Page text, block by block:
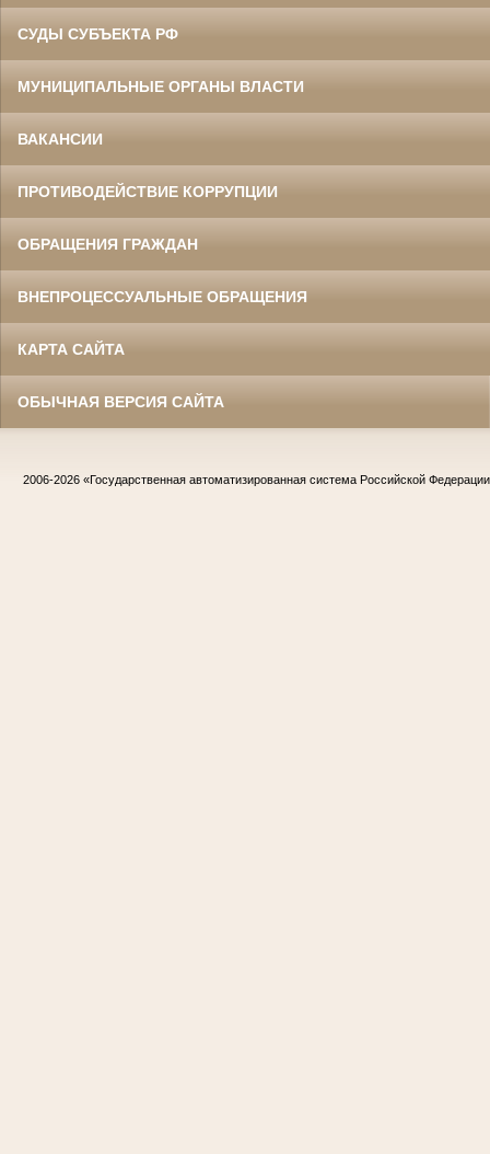
СУДЫ СУБЪЕКТА РФ
МУНИЦИПАЛЬНЫЕ ОРГАНЫ ВЛАСТИ
ВАКАНСИИ
ПРОТИВОДЕЙСТВИЕ КОРРУПЦИИ
ОБРАЩЕНИЯ ГРАЖДАН
ВНЕПРОЦЕССУАЛЬНЫЕ ОБРАЩЕНИЯ
КАРТА САЙТА
ОБЫЧНАЯ ВЕРСИЯ САЙТА
2006-2026 «Государственная автоматизированная система Российской